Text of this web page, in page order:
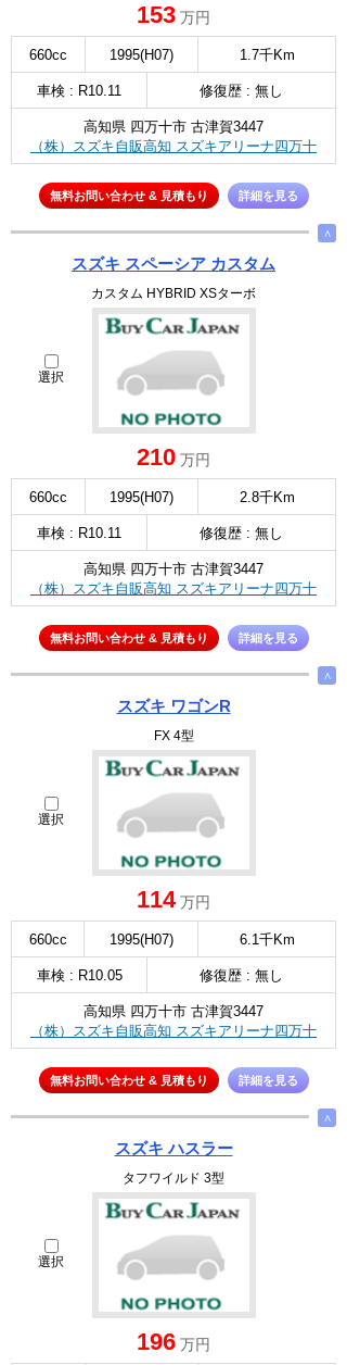
153 万円
660cc 1995(H07) 1.7千Km
車検 : R10.11 修復歴 : 無し
高知県 四万十市 古津賀3447
（株）スズキ自販高知 スズキアリーナ四万十
無料お問い合わせ & 見積もり 詳細を見る
∧
スズキ スペーシア カスタム
カスタム HYBRID XSターボ
選択
210 万円
660cc 1995(H07) 2.8千Km
車検 : R10.11 修復歴 : 無し
高知県 四万十市 古津賀3447
（株）スズキ自販高知 スズキアリーナ四万十
無料お問い合わせ & 見積もり 詳細を見る
∧
スズキ ワゴンR
FX 4型
選択
114万円
660cc 1995(H07) 6.1千Km
車検 : R10.05 修復歴 : 無し
高知県 四万十市 古津賀3447
（株）スズキ自販高知 スズキアリーナ四万十
無料お問い合わせ & 見積もり 詳細を見る
∧
スズキ ハスラー
タフワイルド 3型
選択
196 万円